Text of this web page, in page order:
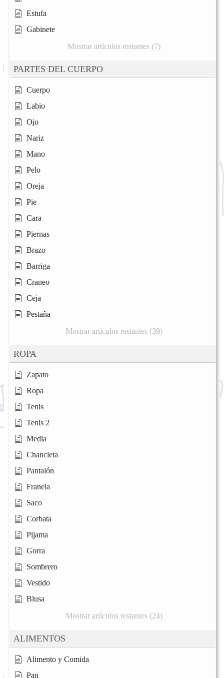
Estufa
Gabinete
Mostrar artículos restantes (7)
PARTES DEL CUERPO
Cuerpo
Labio
Ojo
Nariz
Mano
Pelo
Oreja
Pie
Cara
Piernas
Brazo
Barriga
Craneo
Ceja
Pestaña
Mostrar artículos restantes (39)
ROPA
Zapato
Ropa
Tenis
Tenis 2
Media
Chancleta
Pantalón
Franela
Saco
Corbata
Pijama
Gorra
Sombrero
Vestido
Blusa
Mostrar artículos restantes (24)
ALIMENTOS
Alimento y Comida
Pan